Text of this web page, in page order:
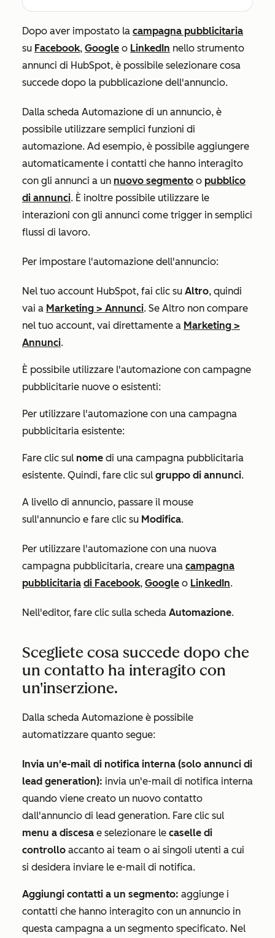
Dopo aver impostato la campagna pubblicitaria
su Facebook, Google o LinkedIn nello strumento
annunci di HubSpot, è possibile selezionare cosa
succede dopo la pubblicazione dell'annuncio.
Dalla scheda Automazione di un annuncio, è
possibile utilizzare semplici funzioni di
automazione. Ad esempio, è possibile aggiungere
automaticamente i contatti che hanno interagito
con gli annunci a un nuovo segmento o pubblico
di annunci. È inoltre possibile utilizzare le
interazioni con gli annunci come trigger in semplici
flussi di lavoro.
Per impostare l'automazione dell'annuncio:
Nel tuo account HubSpot, fai clic su Altro, quindi
vai a Marketing > Annunci. Se Altro non compare
nel tuo account, vai direttamente a Marketing >
Annunci.
È possibile utilizzare l'automazione con campagne
pubblicitarie nuove o esistenti:
Per utilizzare l'automazione con una campagna
pubblicitaria esistente:
Fare clic sul nome di una campagna pubblicitaria
esistente. Quindi, fare clic sul gruppo di annunci.
A livello di annuncio, passare il mouse
sull'annuncio e fare clic su Modifica.
Per utilizzare l'automazione con una nuova
campagna pubblicitaria, creare una campagna
pubblicitaria di Facebook, Google o LinkedIn.
Nell'editor, fare clic sulla scheda Automazione.
Scegliete cosa succede dopo che
un contatto ha interagito con
un'inserzione.
Dalla scheda Automazione è possibile
automatizzare quanto segue:
Invia un'e-mail di notifica interna (solo annunci di
lead generation): invia un'e-mail di notifica interna
quando viene creato un nuovo contatto
dall'annuncio di lead generation. Fare clic sul
menu a discesa e selezionare le caselle di
controllo accanto ai team o ai singoli utenti a cui
si desidera inviare le e-mail di notifica.
Aggiungi contatti a un segmento: aggiunge i
contatti che hanno interagito con un annuncio in
questa campagna a un segmento specificato. Nel